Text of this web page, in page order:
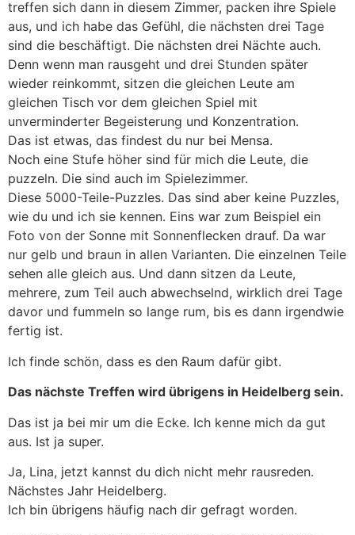
treffen sich dann in diesem Zimmer, packen ihre Spiele
aus, und ich habe das Gefühl, die nächsten drei Tage
sind die beschäftigt. Die nächsten drei Nächte auch.
Denn wenn man rausgeht und drei Stunden später
wieder reinkommt, sitzen die gleichen Leute am
gleichen Tisch vor dem gleichen Spiel mit
unverminderter Begeisterung und Konzentration.
Das ist etwas, das findest du nur bei Mensa.
Noch eine Stufe höher sind für mich die Leute, die
puzzeln. Die sind auch im Spielezimmer.
Diese 5000-Teile-Puzzles. Das sind aber keine Puzzles,
wie du und ich sie kennen. Eins war zum Beispiel ein
Foto von der Sonne mit Sonnenflecken drauf. Da war
nur gelb und braun in allen Varianten. Die einzelnen Teile
sehen alle gleich aus. Und dann sitzen da Leute,
mehrere, zum Teil auch abwechselnd, wirklich drei Tage
davor und fummeln so lange rum, bis es dann irgendwie
fertig ist.
Ich finde schön, dass es den Raum dafür gibt.
Das nächste Treffen wird übrigens in Heidelberg sein.
Das ist ja bei mir um die Ecke. Ich kenne mich da gut
aus. Ist ja super.
Ja, Lina, jetzt kannst du dich nicht mehr rausreden.
Nächstes Jahr Heidelberg.
Ich bin übrigens häufig nach dir gefragt worden.